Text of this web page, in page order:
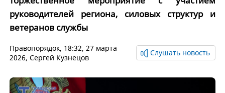
руководителей региона, силовых структур и
ветеранов службы
Правопорядок, 18:32, 27 марта
2026, Сергей Кузнецов
Слушать новость